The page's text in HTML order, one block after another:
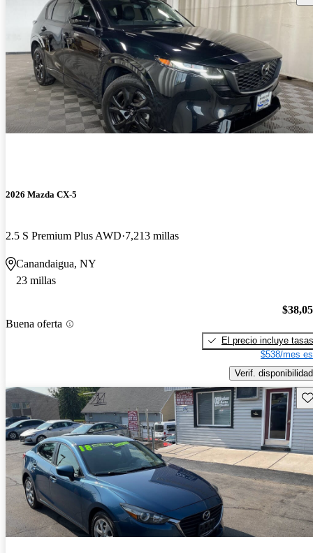
2026 Mazda CX-5
2.5 S Premium Plus AWD 7,213 millas
Canandaigua, NY
23 millas
Buena oferta
El precio incluye tasas
$538/mes
Verif. disponibilidad